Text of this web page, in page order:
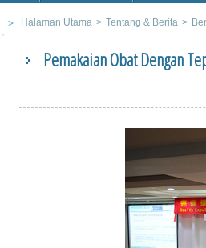
Halaman Utama > Tentang & Berita >
Pemakaian Obat Dengan